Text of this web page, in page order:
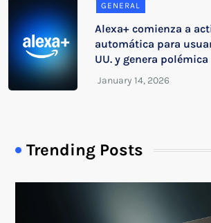
GENERAL
Alexa+ comienza a
automática para
UU. y genera polémica
Trending Posts